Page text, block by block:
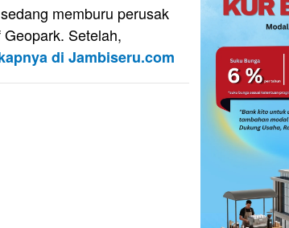
memburu perusak
Setelah,
di Jambiseru.com